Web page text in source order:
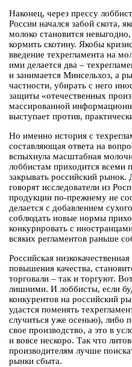
Наконец, через прессу
России начался забой скота,
молоко становится
кормить скотину. Якобы
введение техрегламента на
ими делается два –
и занимается Минсельхоз, а
частности, убирать с него
защиты «отечественных
массированной
выступает против,
Но именно история с
составляющая ответа на
вспыхнула масштабная
лоббистам приходится всеми
закрывать российский рынок.
говорят исследователи из
продукции по-прежнему не
делается с добавлением
соблюдать новые нормы
конкурировать с
всяких регламентов раньше
Российская
повышения качества,
торговали – так и торгуют.
лишними. И лоббисты, если
конкурентов на российский
удастся поменять
случиться уже осенью), либо
свое производство, а это в
и вовсе нескоро. Так что
производителям лучше
рынки сбыта.